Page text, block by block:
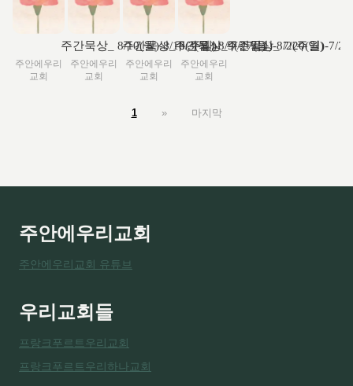
주간묵상_ 8/10(월)-8/16(주일)
주안에우리
교회
주간묵상_ 8/3(월)-8/9(주일)
주안에우리
교회
주간묵상_ 7/27(월)-8/2(주일)
주안에우리
교회
주간묵상_ 7/20(월)-7/
주안에우리
교회
1 » 마지막
주안에우리교회
주안에우리교회 유튜브
우리교회들
프랑크푸르트우리교회
프랑크푸르트우리하나교회